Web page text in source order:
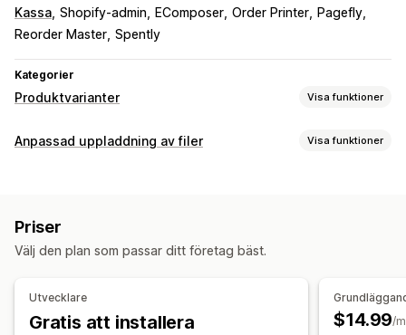
Kassa Shopify-admin EComposer Order Printer
Pagefly
Reorder Master Spently
Kategorier
Produktvarianter Visa funktioner
Anpassning
Förhandsgranskning
Prissättning för bulkorder
Anpassad prissättning
Dynamisk prissättning
Tillägg
Anpassad uppladdning av filer Visa funktioner
Priser
Välj den plan som passar ditt företag bäst.
Utvecklare
Gratis att installera $14.99/